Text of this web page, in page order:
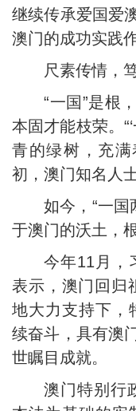
继续传承爱国爱
澳门的成功实践
尺素传情，
“一国”是根
本固才能枝荣。
青的绿树，充满
初，澳门知名人
如今，“一国
于澳门的沃土，
今年11月，
表示，澳门回归
地大力支持下，
续奋斗，具有澳
世瞩目成就。
澳门特别行